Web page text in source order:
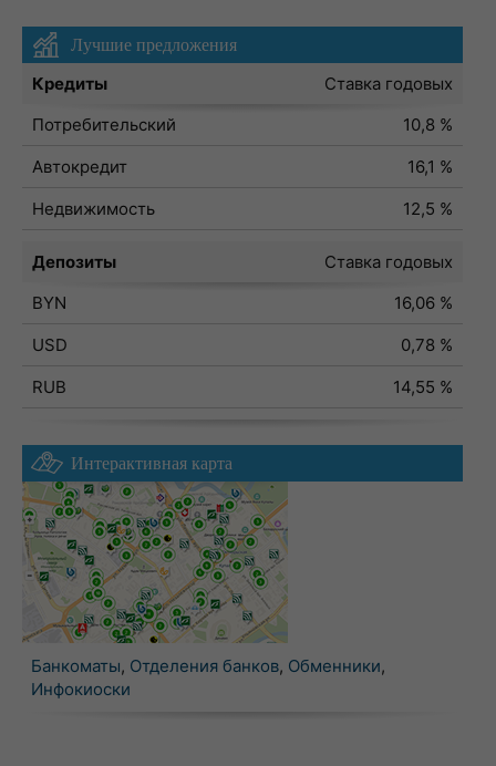
Лучшие предложения
Кредиты
Ставка годовых
Потребительский
10,8 %
Автокредит
16,1 %
Недвижимость
12,5 %
Депозиты
Ставка годовых
BYN
16,06 %
USD
0,78 %
RUB
14,55 %
Интерактивная карта
Банкоматы, Отделения банков, Обменники,
Инфокиоски